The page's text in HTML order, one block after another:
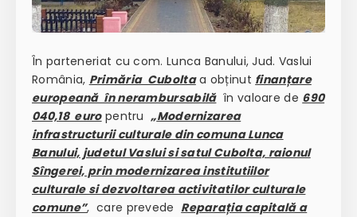
În parteneriat cu com. Lunca Banului, Jud. Vaslui
România, Primăria Cuboltaa obținut finanțare
europeană în nerambursabilăîn valoare de 690
040,18 europentru„Modernizarea
infrastructurii culturale din comuna Lunca
Banului, judetul Vaslui si satul Cubolta, raionul
Sîngerei, prin modernizarea institutiilor
culturale si dezvoltarea activitatilor culturale
comune”, care prevede Reparația capitală a